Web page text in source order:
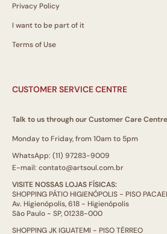
Privacy Policy
I want to be part of it
Terms of Use
CUSTOMER SERVICE CENTRE
Talk to us through our Customer Care
Monday to Friday, from 10am to 5pm
WhatsApp: (11) 97283-9009
E-mail: contato@artsoul.com.br
VISITE NOSSAS LOJAS FÍSICAS:
SHOPPING PÁTIO HIGIENÓPOLIS - PISO
Av. Higienópolis, 618 - Higienópolis
São Paulo - SP, 01238-000
SHOPPING JK IGUATEMI - PISO TÉRREO